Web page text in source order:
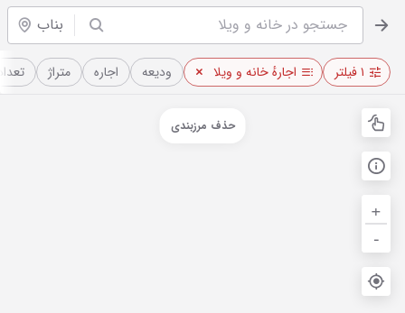
بناب
۱ فیلتر اجارهٔ خانه و ویلا ودیعه اجاره متراژ
+
-
حذف مرزبندی